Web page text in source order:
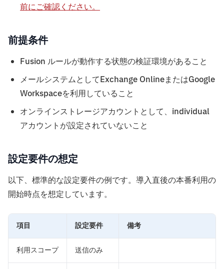
前にご確認ください。
前提条件
Fusion ルールが動作する状態の検証環境があること
メールシステムとしてExchange OnlineまたはGoogle
Workspaceを利用していること
オンラインストレージアカウントとして、individual
アカウントが設定されていないこと
設定要件の想定
以下、標準的な設定要件の例です。導入直後の本番利用の
開始時点を想定しています。
項目 設定要件 備考
利用スコープ 送信のみ